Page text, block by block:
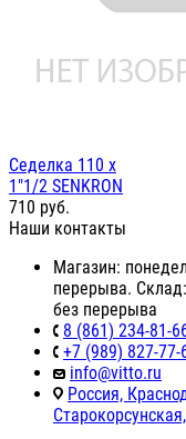
Седелка 110 х
1"1/2 SENKRON
710 руб.
Наши контакты
Магазин:
перерыва.
без перерыва
8 (861) 234-81-
+7 (989) 827-77-
info@vitto.ru
Россия,